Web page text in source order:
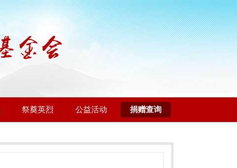
祭奠英烈 公益活动 捐赠查询